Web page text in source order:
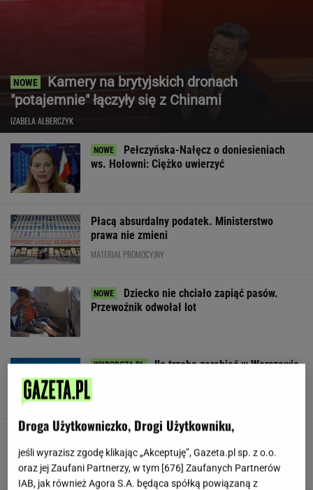
Kamery na brytyjskich dronach
"potajemnie" łączyły się z Chinami
IZABELA ALBERCZYK
Pełczyńska-Nałęcz o doniesieniach
ws. Hołowni: Ciężko uwierzyć
Płacą absurdalny podatek. Ministerstwo
prawa nie zmieni
MATERIAŁ PROMOCYJNY
Dziecko nie chciało zapiąć pasów.
Przewoźnik odwołał lot
Ile trzeba zarabiać w Warszawie
na godne życie? Czytelnicy podają kwoty
Będzie wielki hit z udziałem Osaki w Toronto!
Oto ostatnie ćwierćfinalistki
Droga Użytkowniczko, Drogi Użytkowniku,
jeśli wyrazisz zgodę klikając „Akceptuję”, Gazeta.pl sp. z o.o.
oraz jej Zaufani Partnerzy, w tym [676] Zaufanych Partnerów
IAB, jak również Agora S.A. będąca spółką powiązaną z